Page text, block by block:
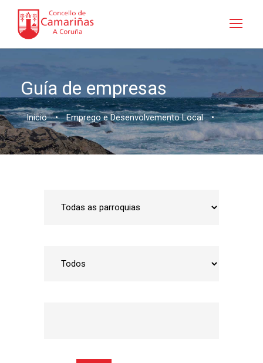
Guía de empresas
Inicio • Emprego e Desenvolvemento Local •